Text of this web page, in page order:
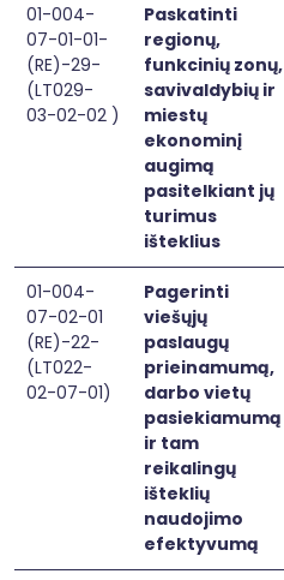
01-004-
07-01-01-
(RE)-29-
(LT029-
03-02-02 )
Paskatinti
regionų,
funkcinių zonų,
savivaldybių ir
miestų
ekonominį
augimą
pasitelkiant jų
turimus
išteklius
01-004-
07-02-01
(RE)-22-
(LT022-
02-07-01)
Pagerinti
viešųjų
paslaugų
prieinamumą,
darbo vietų
pasiekiamumą
ir tam
reikalingų
išteklių
naudojimo
efektyvumą